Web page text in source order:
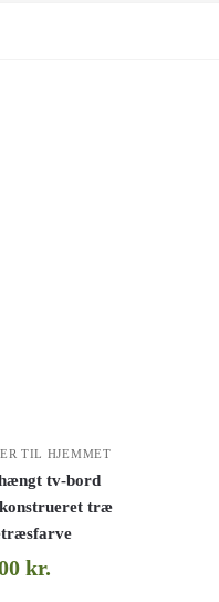
TIL HJEMMET
tv-bord
træ
kr.